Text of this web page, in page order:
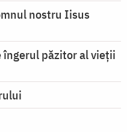
nostru Iisus
îngerul păzitor al vieții